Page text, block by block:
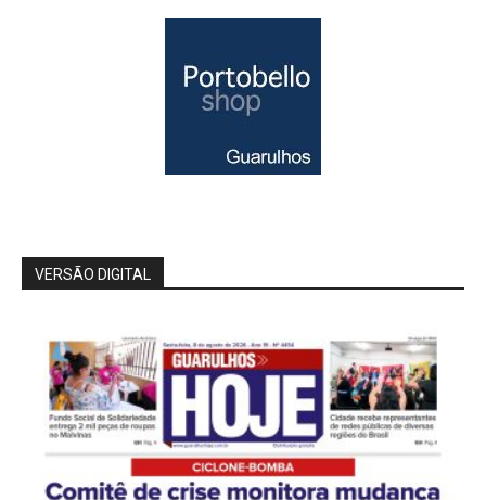
VERSÃO DIGITAL